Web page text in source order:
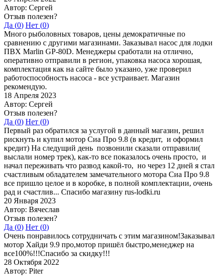
Автор: Сергей
Отзыв полезен?
Да (0) Нет (0)
Много рыболовных товаров, цены демократичные по
сравнению с другими магазинами. Заказывал насос для лодки
ПВХ Marlin GP-80D. Менеджеры сработали на отлично,
оперативно отправили в регион, упаковка насоса хорошая,
комплектация как на сайте было указано, уже проверил
работоспособность насоса - все устраивает. Магазин
рекомендую.
18 Апреля 2023
Автор: Сергей
Отзыв полезен?
Да (0) Нет (0)
Первый раз обратился за услугой в данный магазин, решил
рискнуть и купил мотор Сиа Про 9.8 (в кредит, и оформил
кредит) На следущий день позвонили сказали отправили(
выслали номер трек), как-то все показалось очень просто, и
начал переживать что развод какой-то, но через 12 дней я стал
счастливым обладателем замечательного мотора Сиа Про 9.8
все пришло целое и в коробке, в полной комплектации, очень
рад и счастлив... Спасибо магазину rus-lodki.ru
20 Января 2023
Автор: Вячеслав
Отзыв полезен?
Да (0) Нет (0)
Очень понравилось сотрудничать с этим магазином!Заказывал
мотор Хайди 9.9 про,мотор пришёл быстро,менеджер на
все100%!!!Спасибо за скидку!!!
28 Октября 2022
Автор: Piter